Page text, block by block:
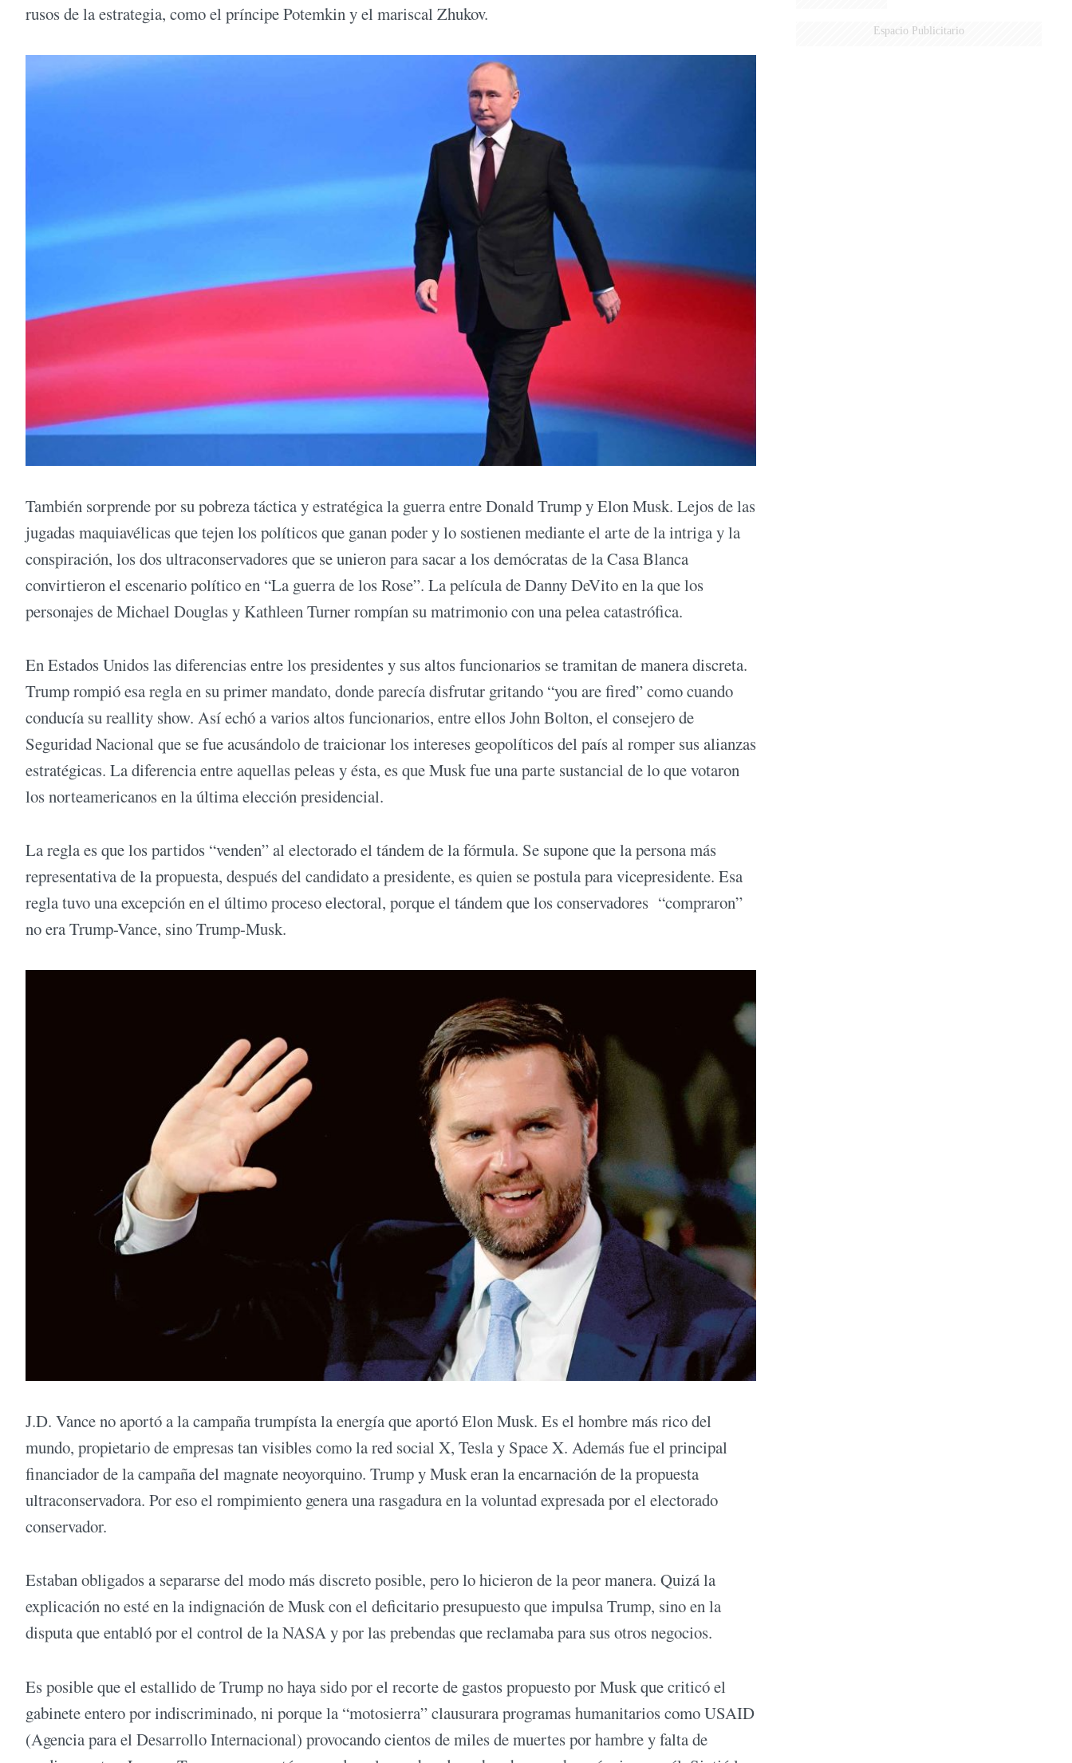
rusos de la estrategia, como el príncipe Potemkin y el mariscal Zhukov.
También sorprende por su pobreza táctica y estratégica la guerra entre Donald Trump y Elon Musk. Lejos de las
jugadas maquiavélicas que tejen los políticos que ganan poder y lo sostienen mediante el arte de la intriga y la
conspiración, los dos ultraconservadores que se unieron para sacar a los demócratas de la Casa Blanca
convirtieron el escenario político en “La guerra de los Rose”. La película de Danny DeVito en la que los
personajes de Michael Douglas y Kathleen Turner rompían su matrimonio con una pelea catastrófica.
En Estados Unidos las diferencias entre los presidentes y sus altos funcionarios se tramitan de manera discreta.
Trump rompió esa regla en su primer mandato, donde parecía disfrutar gritando “you are fired” como cuando
conducía su reallity show. Así echó a varios altos funcionarios, entre ellos John Bolton, el consejero de
Seguridad Nacional que se fue acusándolo de traicionar los intereses geopolíticos del país al romper sus alianzas
estratégicas. La diferencia entre aquellas peleas y ésta, es que Musk fue una parte sustancial de lo que votaron
los norteamericanos en la última elección presidencial.
La regla es que los partidos “venden” al electorado el tándem de la fórmula. Se supone que la persona más
representativa de la propuesta, después del candidato a presidente, es quien se postula para vicepresidente. Esa
regla tuvo una excepción en el último proceso electoral, porque el tándem que los conservadores “compraron”
no era Trump-Vance, sino Trump-Musk.
J.D. Vance no aportó a la campaña trumpísta la energía que aportó Elon Musk. Es el hombre más rico del
mundo, propietario de empresas tan visibles como la red social X, Tesla y Space X. Además fue el principal
financiador de la campaña del magnate neoyorquino. Trump y Musk eran la encarnación de la propuesta
ultraconservadora. Por eso el rompimiento genera una rasgadura en la voluntad expresada por el electorado
conservador.
Estaban obligados a separarse del modo más discreto posible, pero lo hicieron de la peor manera. Quizá la
explicación no esté en la indignación de Musk con el deficitario presupuesto que impulsa Trump, sino en la
disputa que entabló por el control de la NASA y por las prebendas que reclamaba para sus otros negocios.
Es posible que el estallido de Trump no haya sido por el recorte de gastos propuesto por Musk que criticó el
gabinete entero por indiscriminado, ni porque la “motosierra” clausurara programas humanitarios como USAID
(Agencia para el Desarrollo Internacional) provocando cientos de miles de muertes por hambre y falta de
Espacio Publicitario